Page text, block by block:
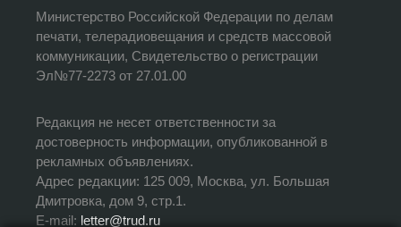
Министерство Российской Федерации по делам
печати, телерадиовещания и средств массовой
коммуникации, Свидетельство о регистрации
Эл№77-2273 от 27.01.00
Редакция не несет ответственности за
достоверность информации, опубликованной в
рекламных объявлениях.
Адрес редакции: 125 009, Москва, ул. Большая
Дмитровка, дом 9, стр.1.
E-mail: letter@trud.ru